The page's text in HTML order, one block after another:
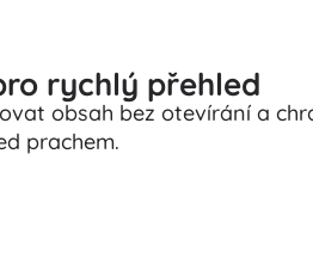
rychlý přehled
obsah bez otevírání a
prachem.